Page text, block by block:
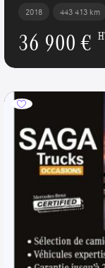
2018 443 413 km
36 900 €